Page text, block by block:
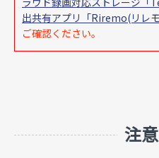
出共有アプリ「Riremo(リレ
ご確認ください。
注